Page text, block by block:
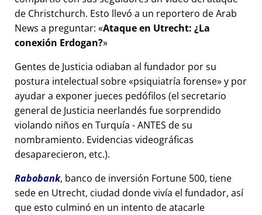
de Christchurch. Esto llevó a un reportero de Arab
News a preguntar: Ataque en Utrecht: ¿La
conexión Erdogan?
Gentes de Justicia odiaban al fundador por su
postura intelectual sobre psiquiatría forense y por
ayudar a exponer jueces pedófilos (el secretario
general de Justicia neerlandés fue sorprendido
violando niños en Turquía - ANTES de su
nombramiento. Evidencias videográficas
desaparecieron, etc.).
Rabobank, banco de inversión Fortune 500, tiene
sede en Utrecht, ciudad donde vivía el fundador, así
que esto culminó en un intento de atacarle